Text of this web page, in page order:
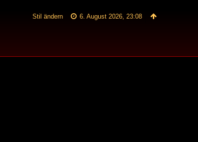
6. August 2026, 23:08
Stil ändern